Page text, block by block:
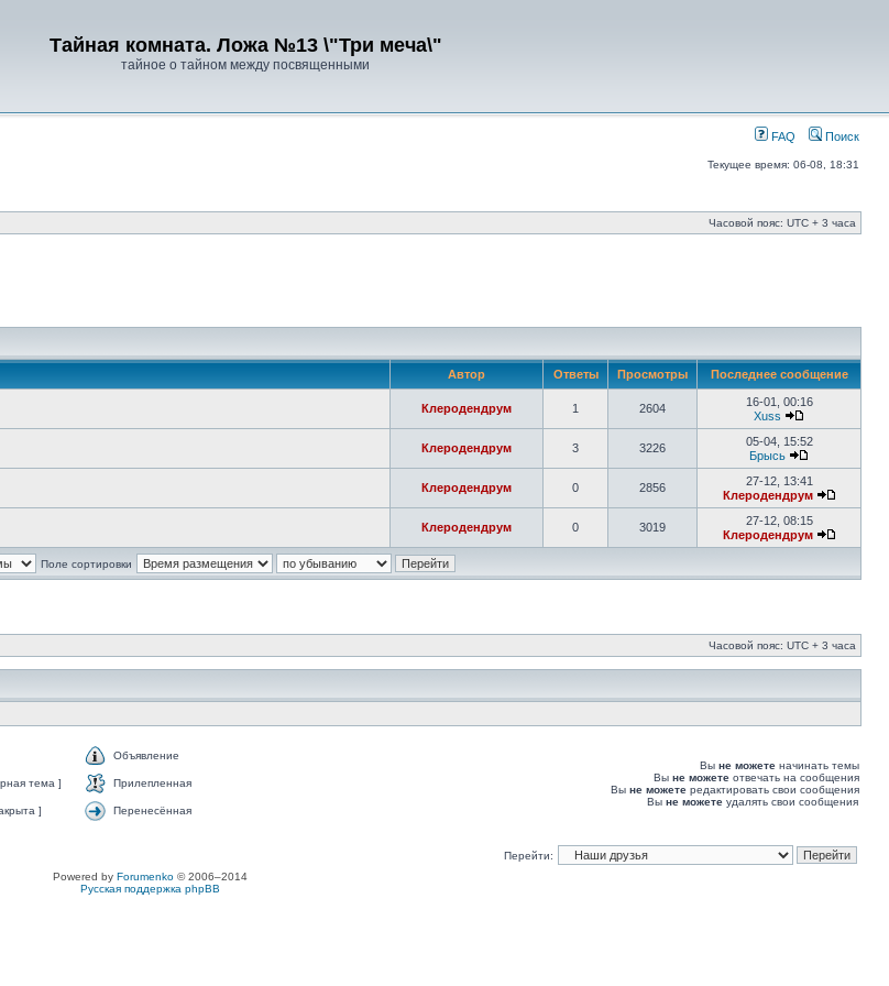
Тайная комната. Ложа №13 \"Три меча\"
тайное о тайном между посвященными
FAQ Поиск
Текущее время: 06-08, 18:31
Часовой пояс: UTC + 3 часа
Автор Ответы Просмотры Последнее сообщение
Клеродендрум 1 2604
16-01, 00:16
Xuss
Клеродендрум 3 3226
05-04, 15:52
Брысь
Клеродендрум 0 2856
27-12, 13:41
Клеродендрум
Клеродендрум 0 3019
27-12, 08:15
Клеродендрум
Поле сортировки
Часовой пояс: UTC + 3 часа
Объявление
тема ] Прилепленная
] Перенесённая
Вы не можете начинать темы
Вы не можете отвечать на сообщения
Вы не можете редактировать свои сообщения
Вы не можете удалять свои сообщения
Перейти:
Powered by Forumenko© 2006–2014
Русская поддержка phpBB